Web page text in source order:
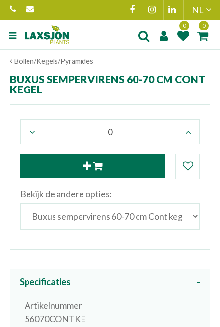
Ga
naar
content
Bollen/Kegels/Pyramides
BUXUS SEMPERVIRENS 60-70 CM CONT
KEGEL
Bekijk de andere opties:
Specificaties
Artikelnummer
56070CONTKE